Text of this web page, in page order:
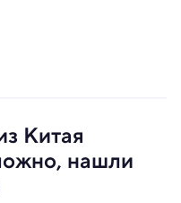
Китая
нашли